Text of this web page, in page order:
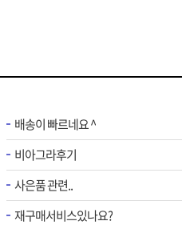
배송이 빠르네요 ^
비아그라후기
사은품 관련..
재구매서비스있나요?